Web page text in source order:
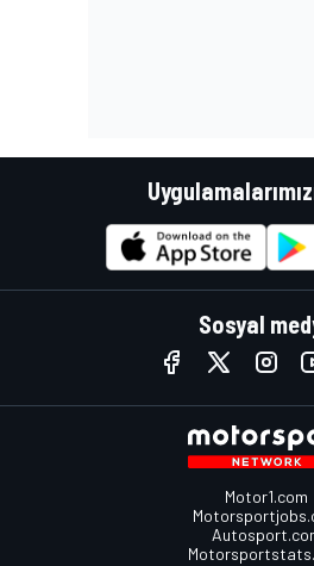
Sosyal
Motor1.com